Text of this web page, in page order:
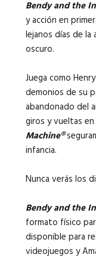
Bendy and the
y acción en
lejanos días de
oscuro.
Juega como
demonios de su
abandonado del
giros y vueltas
Machine®
infancia.
Nunca verás los
Bendy and the
formato físico
disponible para
videojuegos y